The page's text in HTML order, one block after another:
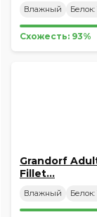
Влажный Белок:
Схожесть: 93%
Grandorf
Fillet…
Влажный Белок: